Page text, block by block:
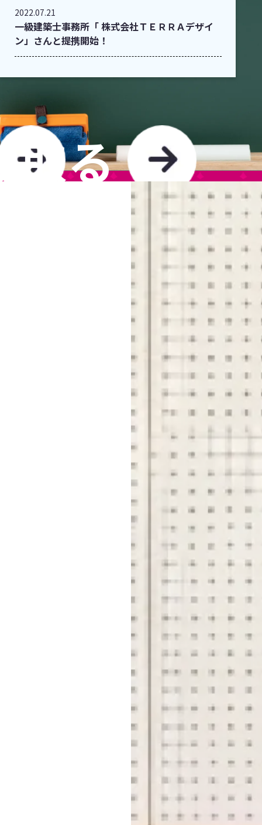
2022.07.21
一級建築士事務所「 株式会社ＴＥＲＲＡデザイ
ン」さんと提携開始！
取る
会社
こちら
福利
お
メ
店
横浜
事業
契